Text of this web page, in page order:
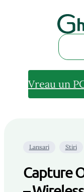
Vreau un
Lansari Stiri
Capture